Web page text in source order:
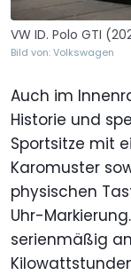
VW ID. Polo GTI
Bild von: Volkswagen
Auch im
Historie und
Sportsitze mit
Karomuster
physischen
Uhr-
serienmäßig